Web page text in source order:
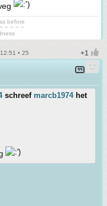
before
~ ~ ~ ~
• 25
schreef marcb1974het